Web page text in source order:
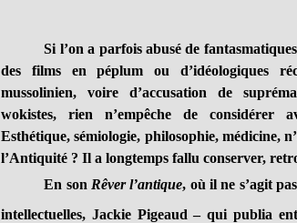
Si l’on a parfois abusé de
des films en péplum ou d’idéologiques
mussolinien, voire d’accusation de
wokistes, rien n’empêche de considérer
Esthétique, sémiologie, philosophie, médicine,
l’Antiquité ? Il a longtemps fallu conserver,
En son Rêver l’antique, où il ne s’agit
intellectuelles, Jackie Pigeaud – qui publia